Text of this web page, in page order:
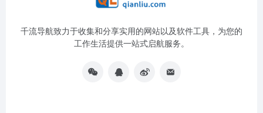
千流导航致力于收集和分享实用的网站以及软件工具，为您的
工作生活提供一站式启航服务。